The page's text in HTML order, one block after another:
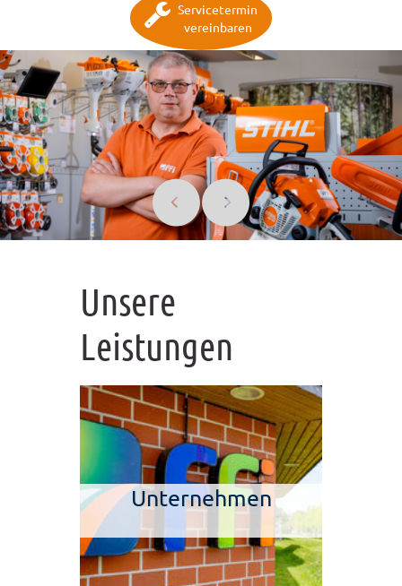
Servicetermin
vereinbaren
Unsere
Leistungen
Unternehmen